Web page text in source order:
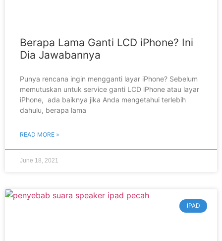
Berapa Lama Ganti LCD iPhone? Ini
Dia Jawabannya
Punya rencana ingin mengganti layar iPhone? Sebelum
memutuskan untuk service ganti LCD iPhone atau layar
iPhone, ada baiknya jika Anda mengetahui terlebih
dahulu, berapa lama
READ MORE »
June 18, 2021
IPAD